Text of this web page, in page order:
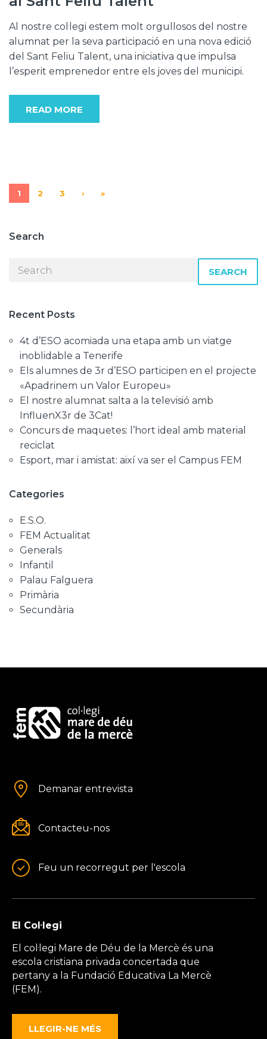
Al nostre col·legi estem molt orgullosos del nostre
alumnat per la seva participació en una nova edició
del Sant Feliu Talent, una iniciativa que impulsa
l’esperit emprenedor entre els joves del municipi.
READ MORE
1 2 3 › »
Search
SEARCH
Recent Posts
4t d’ESO acomiada una etapa amb un viatge
inoblidable a Tenerife
Els alumnes de 3r d’ESO participen en el projecte
«Apadrinem un Valor Europeu»
El nostre alumnat salta a la televisió amb
InfluenX3r de 3Cat!
Concurs de maquetes: l’hort ideal amb material
reciclat
Esport, mar i amistat: així va ser el Campus FEM
Categories
E.S.O.
FEM Actualitat
Generals
Infantil
Palau Falguera
Primària
Secundària
Demanar entrevista
Contacteu-nos
Feu un recorregut per l'escola
El Col·legi
El col·legi Mare de Déu de la Mercè és una
escola cristiana privada concertada que
pertany a la Fundació Educativa La Mercè
(FEM).
LLEGIR-NE MÉS